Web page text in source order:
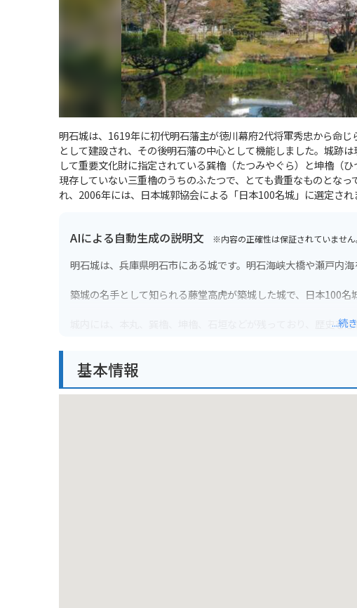
明石城は、1619年に初代明石藩主が徳川幕府2代将軍秀忠から命
として建設され、その後明石藩の中心として機能しました。城跡
して重要文化財に指定されている巽櫓（たつみやぐら）と坤櫓（
現存していない三重櫓のうちのふたつで、とても貴重なものとな
れ、2006年には、日本城郭協会による「日本100名城」に選定され
AIによる自動生成の説明文 ※内容の正確性は保証されていません
明石城は、兵庫県明石市にある城です。明石海峡大橋や瀬戸内
築城の名手として知られる藤堂高虎が築城した城で、日本100名
城内には、本丸、巽櫓、坤櫓、石垣などが残っており、歴史を感
...続
基本情報